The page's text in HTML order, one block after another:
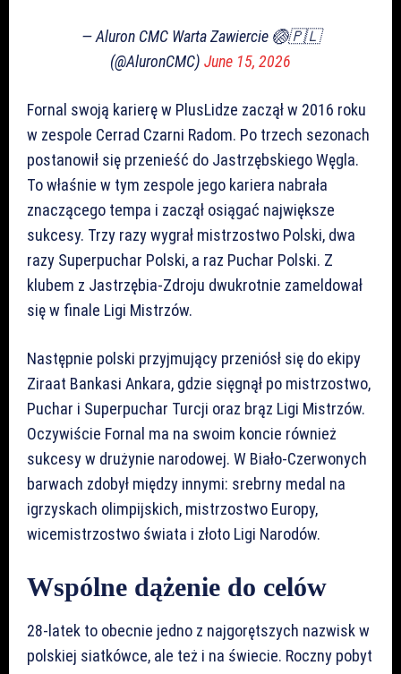
— Aluron CMC Warta Zawiercie 🏐🇵🇱
(@AluronCMC) June 15, 2026
Fornal swoją karierę w PlusLidze zaczął w 2016 roku
w zespole Cerrad Czarni Radom. Po trzech sezonach
postanowił się przenieść do Jastrzębskiego Węgla.
To właśnie w tym zespole jego kariera nabrała
znaczącego tempa i zaczął osiągać największe
sukcesy. Trzy razy wygrał mistrzostwo Polski, dwa
razy Superpuchar Polski, a raz Puchar Polski. Z
klubem z Jastrzębia-Zdroju dwukrotnie zameldował
się w finale Ligi Mistrzów.
Następnie polski przyjmujący przeniósł się do ekipy
Ziraat Bankasi Ankara, gdzie sięgnął po mistrzostwo,
Puchar i Superpuchar Turcji oraz brąz Ligi Mistrzów.
Oczywiście Fornal ma na swoim koncie również
sukcesy w drużynie narodowej. W Biało-Czerwonych
barwach zdobył między innymi: srebrny medal na
igrzyskach olimpijskich, mistrzostwo Europy,
wicemistrzostwo świata i złoto Ligi Narodów.
Wspólne dążenie do celów
28-latek to obecnie jedno z najgorętszych nazwisk w
polskiej siatkówce, ale też i na świecie. Roczny pobyt